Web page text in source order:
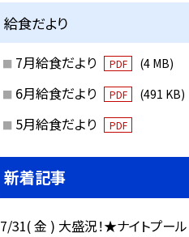
給食だより
7月給食だより PDF (4 MB)
6月給食だより PDF (491 KB)
5月給食だより PDF
新着記事
7/31( 金 ) 大盛況！★ナイトプール